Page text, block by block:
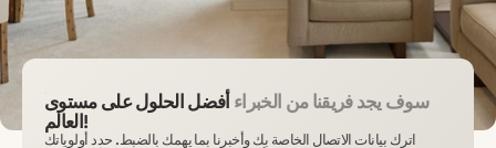
سوف يجد فريقنا من الخبراءأفضل الحلول على مستوى
العالم!
اترك بيانات الاتصال الخاصة بك وأخبرنا بما يهمك بالضبط. حدد أولوياتك